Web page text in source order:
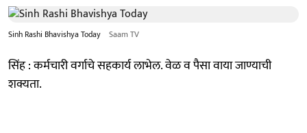
Sinh Rashi Bhavishya Today Saam TV
सिंह : कर्मचारी वर्गाचे सहकार्य लाभेल. वेळ व पैसा वाया जाण्याची
शक्यता.